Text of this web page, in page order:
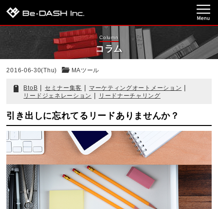
Column
コラム
2016-06-30(Thu) MAツール
BtoB | セミナー集客 | マーケティングオートメーション |
リードジェネレーション | リードナーチャリング
引き出しに忘れてるリードありませんか？